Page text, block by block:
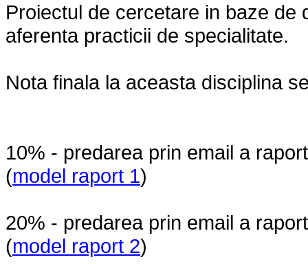
Proiectul de cercetare in baze
aferenta practicii de specialitate.
Nota finala la aceasta disciplina
10% - predarea prin email a
(model raport 1)
20% - predarea prin email a
(model raport 2)